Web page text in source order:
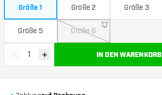
Größe 1
Größe 2 Größe 3
Größe 5 Größe 6
Menge verringern
- Menge erhöhen
+ IN DEN WARENKORB